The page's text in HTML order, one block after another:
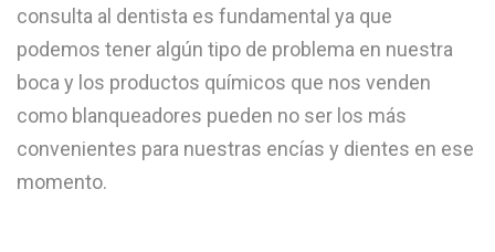
consulta al dentista es fundamental ya que
podemos tener algún tipo de problema en nuestra
boca y los productos químicos que nos venden
como blanqueadores pueden no ser los más
convenientes para nuestras encías y dientes en ese
momento.